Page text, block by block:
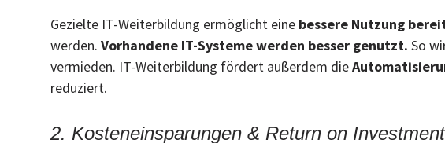
Gezielte IT-Weiterbildung ermöglicht eine bessere Nutzung
werden. Vorhandene IT-Systemewerden besser genutzt. So
vermieden. IT-Weiterbildung fördert außerdem die
reduziert.
2. Kosteneinsparungen & Return on